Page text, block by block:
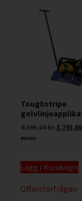
Toughstripe
4.195,00kr3.795,00
moms
Lägg I Kundvagn
Offertförfrågan